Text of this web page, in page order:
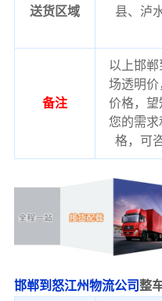
送货区域
县、泸
备注
以上邯
场透明
价格，
您的需
格，可
邯郸到怒江州物流公司整